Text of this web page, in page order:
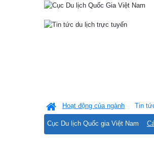
Hoạt động của ngành
Cục Du lịch Quốc gia Việt Nam
Tin